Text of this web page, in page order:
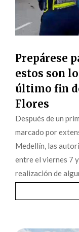
Prepárese
estos son
último fin
Flores
Después de un
marcado por
Medellín, las
entre el viernes 7
realización de